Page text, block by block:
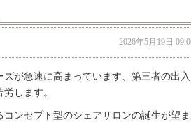
2026年5月19日
が急速に高まっています、第三者の出入
します。
ンセプト型のシェアサロンの誕生が望ま